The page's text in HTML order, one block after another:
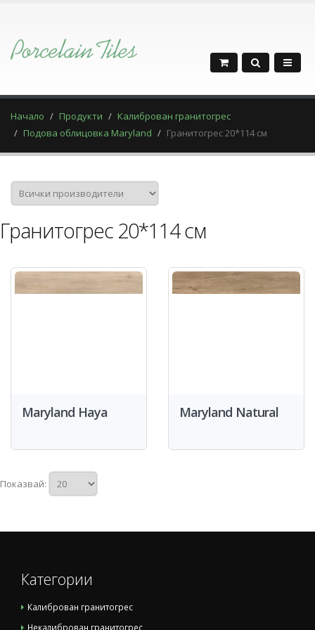
Начало Продукти
Калиброван гранитогрес
Подова облицовка Maryland
Гранитогрес 20*114 см
Гранитогрес 20*114 см
Maryland Haya Maryland Natural
Показвай:
Категории
Калиброван гранитогрес
Некалиброван гранитогрес